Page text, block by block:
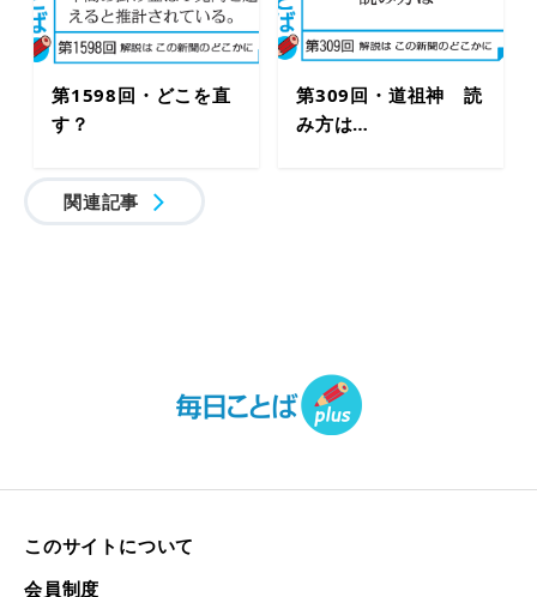
第1598回・どこを直
す？
第309回・道祖神 読
み方は…
関連記事
このサイトについて
会員制度